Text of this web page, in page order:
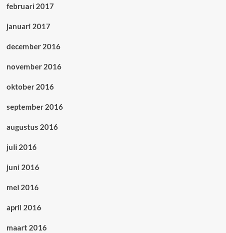
februari 2017
januari 2017
december 2016
november 2016
oktober 2016
september 2016
augustus 2016
juli 2016
juni 2016
mei 2016
april 2016
maart 2016